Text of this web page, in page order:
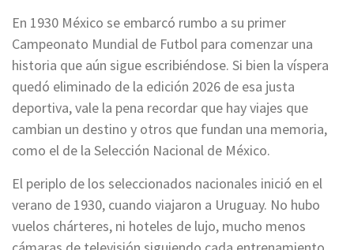
En 1930 México se embarcó rumbo a su primer
Campeonato Mundial de Futbol para comenzar una
historia que aún sigue escribiéndose. Si bien la víspera
quedó eliminado de la edición 2026 de esa justa
deportiva, vale la pena recordar que hay viajes que
cambian un destino y otros que fundan una memoria,
como el de la Selección Nacional de México.
El periplo de los seleccionados nacionales inició en el
verano de 1930, cuando viajaron a Uruguay. No hubo
vuelos chárteres, ni hoteles de lujo, mucho menos